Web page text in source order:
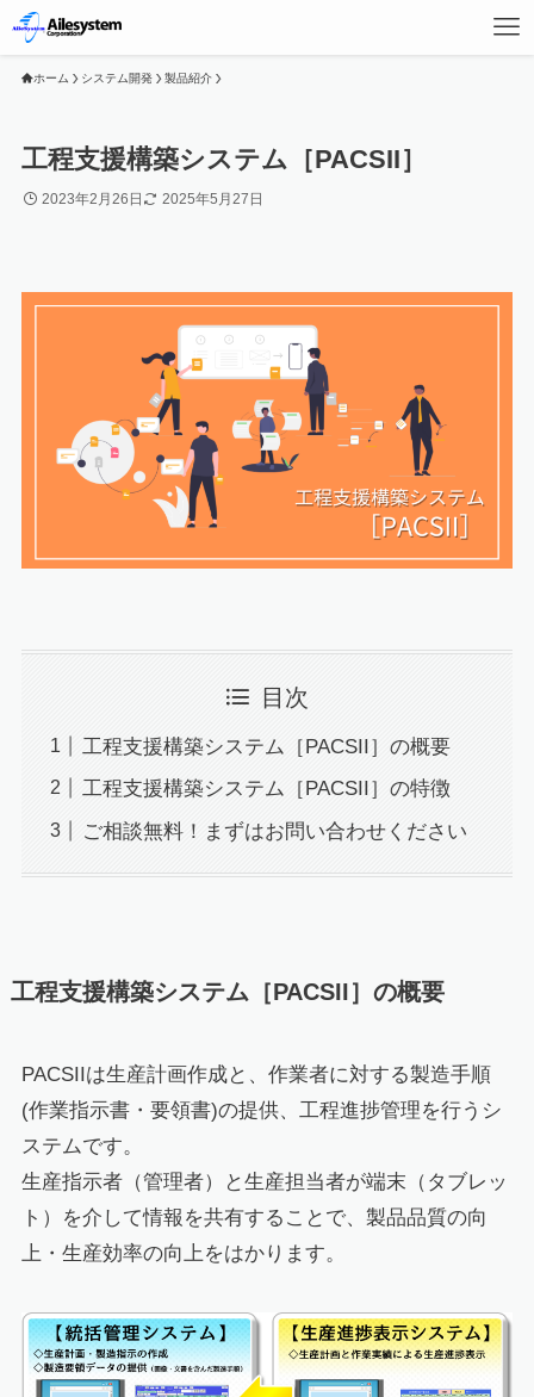
ホーム システム開発 製品紹介
工程支援構築システム［PACSII］
2023年2月26日 2025年5月27日
目次
工程支援構築システム［PACSII］の概要
工程支援構築システム［PACSII］の特徴
ご相談無料！まずはお問い合わせください
工程支援構築システム［PACSII］の概要
PACSIIは生産計画作成と、作業者に対する製造手順
(作業指示書・要領書)の提供、工程進捗管理を行うシ
ステムです。
生産指示者（管理者）と生産担当者が端末（タブレッ
ト）を介して情報を共有することで、製品品質の向
上・生産効率の向上をはかります。